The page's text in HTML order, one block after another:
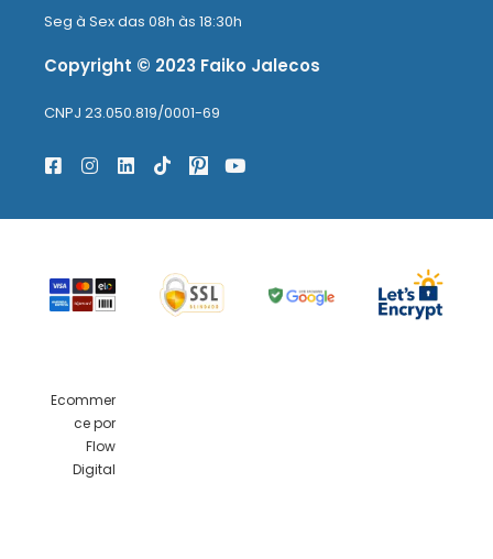
Seg à Sex das 08h às 18:30h
Copyright © 2023 Faiko Jalecos
CNPJ 23.050.819/0001-69
Ecommer
ce por
Flow
Digital